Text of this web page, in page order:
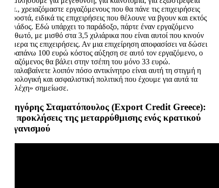
κλπ., χρειαζόμαστε εργαζόμενους που θα πάνε τις επιχειρήσεις
μπροστά, ειδικά τις επιχειρήσεις που θέλουνε να βγουν και εκτός
Ελλάδος. Εδώ υπάρχει το παράδοξο, πάρτε έναν εργαζόμενο
μισθωτό, με μισθό στα 3,5 χιλιάρικα που είναι αυτοί που κινούν
σήμερα τις επιχειρήσεις. Αν μια επιχείρηση αποφασίσει να δώσει
παραπάνω 100 ευρώ κόστος αύξηση σε αυτό τον εργαζόμενο, ο
εργαζόμενος θα βάλει στην τσέπη του μόνο 33 ευρώ.
Καταλαβαίνετε λοιπόν πόσο αντικίνητρο είναι αυτή τη στιγμή η
φορολογική και ασφαλιστική πολιτική που έχουμε για αυτά τα
στελέχη» σημείωσε.
Γρηγόρης Σταματόπουλος (Export Credit Greece):
Οι προκλήσεις της μεταρρύθμισης ενός κρατικού
οργανισμού